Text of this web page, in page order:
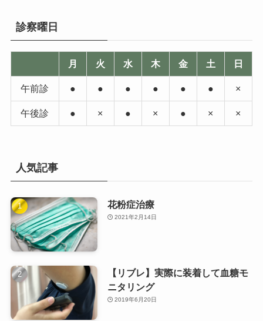
診察曜日
月 火 水 木 金 土 日
午前診 ● ● ● ● ● ● ×
午後診 ● × ● × ● × ×
人気記事
花粉症治療
2021年2月14日
【リブレ】実際に装着して血糖モ
ニタリング
2019年6月20日